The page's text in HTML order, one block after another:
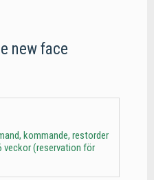
new face
kommande, restorder
veckor (reservation för